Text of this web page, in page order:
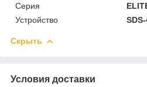
Серия
Устройство
Скрыть
Условия доставки